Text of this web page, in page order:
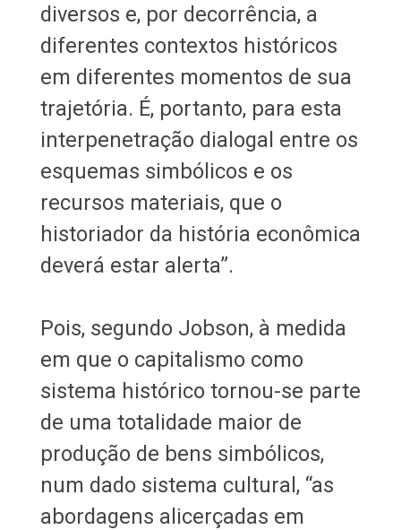
diversos e, por decorrência, a
diferentes contextos históricos
em diferentes momentos de sua
trajetória. É, portanto, para esta
interpenetração dialogal entre os
esquemas simbólicos e os
recursos materiais, que o
historiador da história econômica
deverá estar alerta”.
Pois, segundo Jobson, à medida
em que o capitalismo como
sistema histórico tornou-se parte
de uma totalidade maior de
produção de bens simbólicos,
num dado sistema cultural, “as
abordagens alicerçadas em